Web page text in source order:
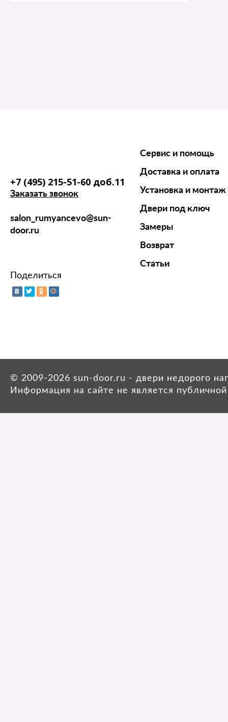
+7 (495) 215-51-60 доб.11
Заказать звонок
salon_rumyancevo@sun-
door.ru
Поделиться
Сервис и помощь
Доставка и оплата
Установка и монтаж
Двери под ключ
Замеры
Возврат
Статьи
© 2009-2026 sun-door.ru - двери недорого
Информация на сайте не является